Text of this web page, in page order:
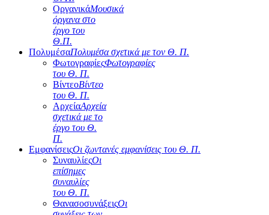
ΟργανικάΜουσικά
όργανα στο
έργο του
Θ.Π.
ΠολυμέσαΠολυμέσα σχετικά με τον Θ. Π.
ΦωτογραφίεςΦωτογραφίες
του Θ. Π.
ΒίντεοΒίντεο
του Θ. Π.
ΑρχείαΑρχεία
σχετικά με το
έργο του Θ.
Π.
ΕμφανίσειςΟι ζωντανές εμφανίσεις του Θ. Π.
ΣυναυλίεςΟι
επίσημες
συναυλίες
του Θ. Π.
ΘανασοσυνάξειςΟι